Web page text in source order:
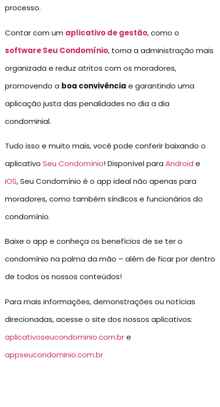
processo.
Contar com um aplicativo de gestão, como o
software Seu Condomínio, torna a administração mais
organizada e reduz atritos com os moradores,
promovendo a boa convivência e garantindo uma
aplicação justa das penalidades no dia a dia
condominial.
Tudo isso e muito mais, você pode conferir baixando o
aplicativo Seu Condomínio! Disponível para Android e
IOS, Seu Condomínio é o app ideal não apenas para
moradores, como também síndicos e funcionários do
condomínio.
Baixe o app e conheça os benefícios de se ter o
condomínio na palma da mão – além de ficar por dentro
de todos os nossos conteúdos!
Para mais informações, demonstrações ou notícias
direcionadas, acesse o site dos nossos aplicativos:
aplicativoseucondominio.com.bre
appseucondominio.com.br